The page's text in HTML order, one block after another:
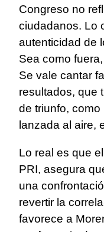
Congreso no
ciudadanos. Lo
autenticidad de
Sea como
Se vale cantar
resultados, que
de triunfo,
lanzada al aire,
Lo real es que
PRI, asegura
una
revertir la
favorece a